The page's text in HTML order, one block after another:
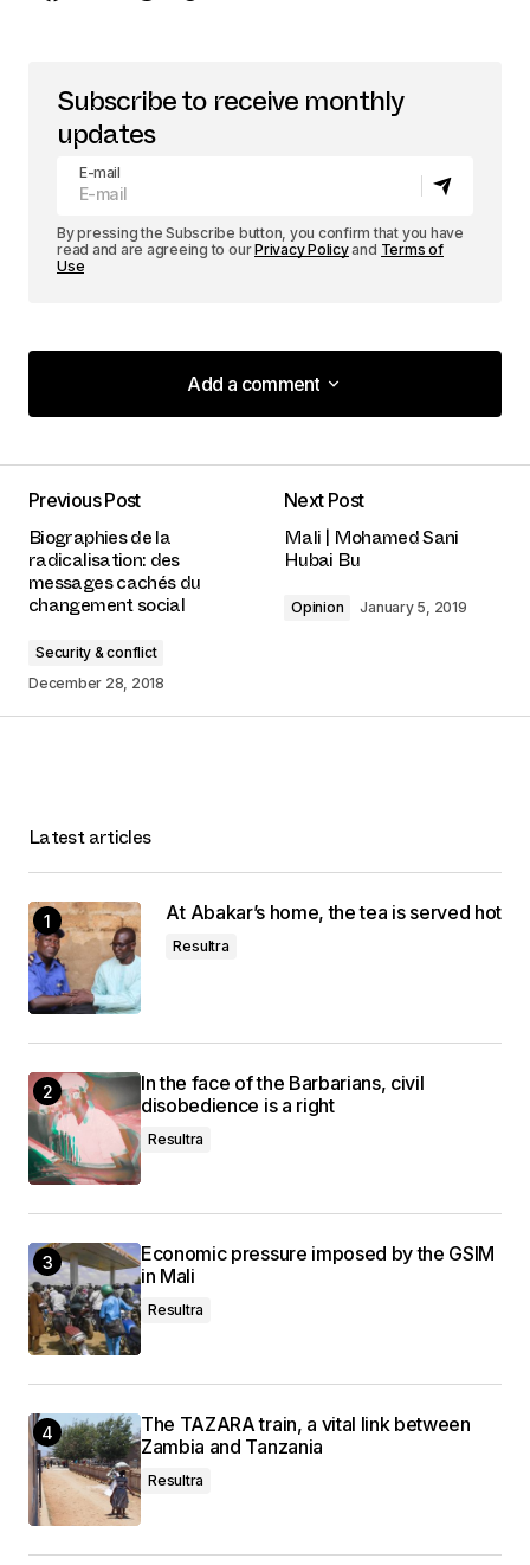
Subscribe to receive monthly
updates
E-mail
By pressing the Subscribe button, you confirm that you have
read and are agreeing to ourPrivacy Policyand Terms of
Use
Add a comment
Add a comment
logged in
Previous Post
Biographies de la
radicalisation: des
messages cachés du
changement social
Security & conflict
December 28, 2018
Next Post
Mali | Mohamed Sani
Hubai Bu
Opinion January 5, 2019
Latest articles
At Abakar’s home, the tea is served hot
Resultra
In the face of the Barbarians, civil
disobedience is a right
Resultra
Economic pressure imposed by the GSIM
in Mali
Resultra
The TAZARA train, a vital link between
Zambia and Tanzania
Resultra